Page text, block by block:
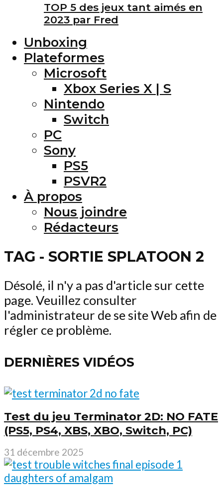
TOP 5 des jeux tant aimés en
2023 par Fred
Unboxing
Plateformes
Microsoft
Xbox Series X | S
Nintendo
Switch
PC
Sony
PS5
PSVR2
À propos
Nous joindre
Rédacteurs
TAG - SORTIE SPLATOON 2
Désolé, il n'y a pas d'article sur cette
page. Veuillez consulter
l'administrateur de se site Web afin de
régler ce problème.
DERNIÈRES VIDÉOS
Test du jeu Terminator 2D: NO FATE
(PS5, PS4, XBS, XBO, Switch, PC)
31 décembre 2025